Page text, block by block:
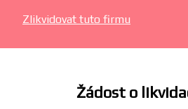
Zlikvidovat tuto firmu
Žádost o